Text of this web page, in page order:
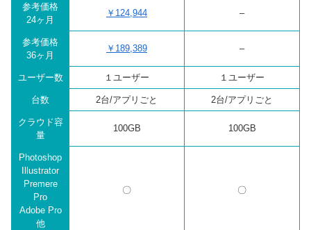
参考価格
24ヶ月
￥124,944 –
参考価格
36ヶ月
￥189,389 –
ユーザー数 １ユーザー １ユーザー
台数 2台/アプリごと 2台/アプリごと
クラウド容
量
100GB 100GB
Photoshop
Illustrator
Premere
Pro
Adobe Pro
他
〇 〇